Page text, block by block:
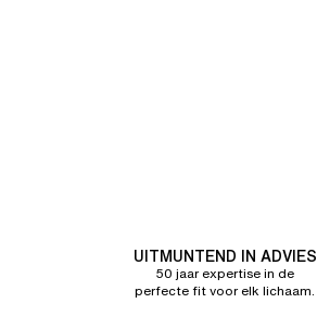
UITMUNTEND IN ADVIES
50 jaar expertise in de
perfecte fit voor elk lichaam.